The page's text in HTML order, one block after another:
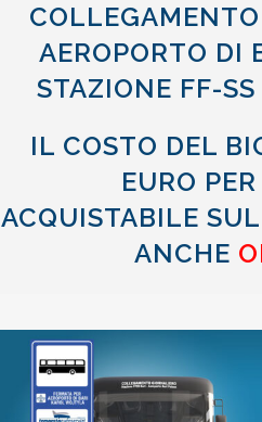
AEROPORTO DI
STAZIONE FF-
IL COSTO DEL
EURO
ACQUISTABILE
ANCHE